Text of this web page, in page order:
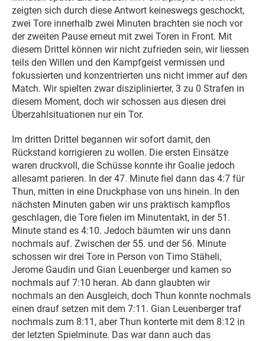
zeigten sich durch diese Antwort keineswegs geschockt,
zwei Tore innerhalb zwei Minuten brachten sie noch vor
der zweiten Pause erneut mit zwei Toren in Front. Mit
diesem Drittel können wir nicht zufrieden sein, wir liessen
teils den Willen und den Kampfgeist vermissen und
fokussierten und konzentrierten uns nicht immer auf den
Match. Wir spielten zwar disziplinierter, 3 zu 0 Strafen in
diesem Moment, doch wir schossen aus diesen drei
Überzahlsituationen nur ein Tor.
Im dritten Drittel begannen wir sofort damit, den
Rückstand korrigieren zu wollen. Die ersten Einsätze
waren druckvoll, die Schüsse konnte ihr Goalie jedoch
allesamt parieren. In der 47. Minute fiel dann das 4:7 für
Thun, mitten in eine Druckphase von uns hinein. In den
nächsten Minuten gaben wir uns praktisch kampflos
geschlagen, die Tore fielen im Minutentakt, in der 51.
Minute stand es 4:10. Jedoch bäumten wir uns dann
nochmals auf. Zwischen der 55. und der 56. Minute
schossen wir drei Tore in Person von Timo Stäheli,
Jerome Gaudin und Gian Leuenberger und kamen so
nochmals auf 7:10 heran. Ab dann glaubten wir
nochmals an den Ausgleich, doch Thun konnte nochmals
einen drauf setzen mit dem 7:11. Gian Leuenberger traf
nochmals zum 8:11, aber Thun konterte mit dem 8:12 in
der letzten Spielminute. Das war dann auch das